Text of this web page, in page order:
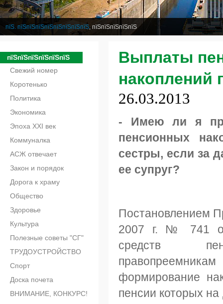
пїЅ. пїЅпїЅпїЅпїЅпїЅпїЅпїЅпїЅ, пїЅпїЅпїЅпїЅпїЅ
пїЅпїЅпїЅпїЅпїЅпїЅ
Свежий номер
Коротенько
Политика
Экономика
Эпоха XXI век
Коммуналка
АСЖ отвечает
Закон и порядок
Дорога к храму
Общество
Здоровье
Культура
Полезные советы "СГ"
ТРУДОУСТРОЙСТВО
Спорт
Доска почета
ВНИМАНИЕ, КОНКУРС!
Выплаты
накоплений
26.03.2013
- Имею ли я
пенсионных
сестры, если за
ее супруг?
Постановлением
2007 г. № 741
средств
формирование
пенсии которых